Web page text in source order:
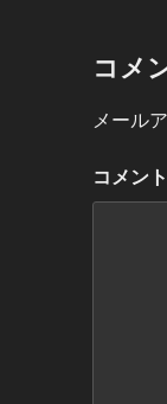
コメ
メール
コメント